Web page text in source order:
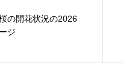
の開花状況の2026
ジ